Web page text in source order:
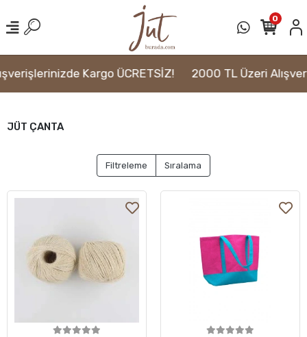
Kargo ÜCRETSİZ! 2000 TL Üzeri
0
JÜT ÇANTA
Filtreleme Sıralama